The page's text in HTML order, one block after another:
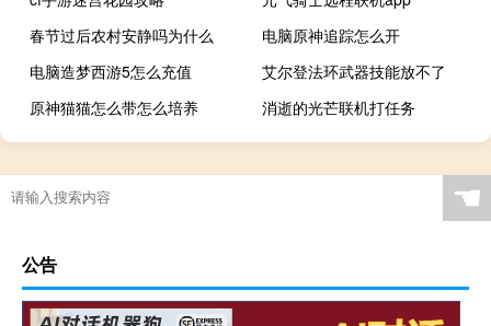
春节过后农村安静吗为什么
电脑原神追踪怎么开
电脑造梦西游5怎么充值
艾尔登法环武器技能放不了
原神猫猫怎么带怎么培养
消逝的光芒联机打任务
☚
公告